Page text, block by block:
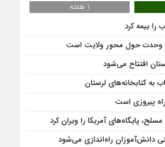
1 هفته
را بیمه کرد
وحدت حول محور ولایت است
پیروزی است
پایگاه‌های آمریکا را ویران کرد
دانش‌آموزان راه‌اندازی می‌شود